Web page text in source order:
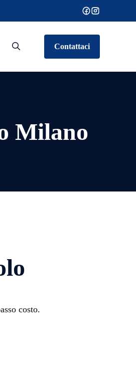
Contattaci
Milano
costo.